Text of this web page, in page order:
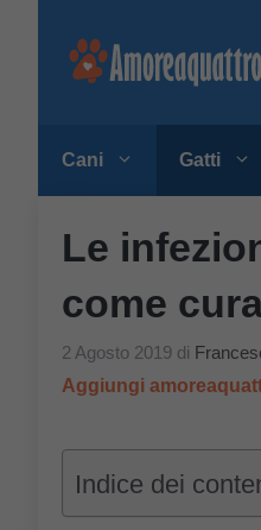
Cani Gatti
Le
come
2 Agosto 2019 di
Aggiungi
Indice dei